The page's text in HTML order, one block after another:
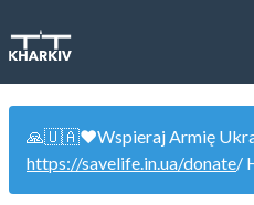
🙏🇺🇦❤️Wspieraj Armię
https://savelife.in.ua/donate/